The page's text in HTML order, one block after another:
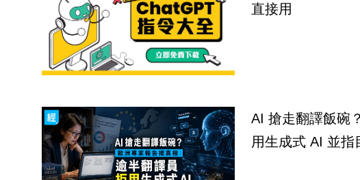
直接用
AI 搶走翻譯飯碗
用生成式 AI 並